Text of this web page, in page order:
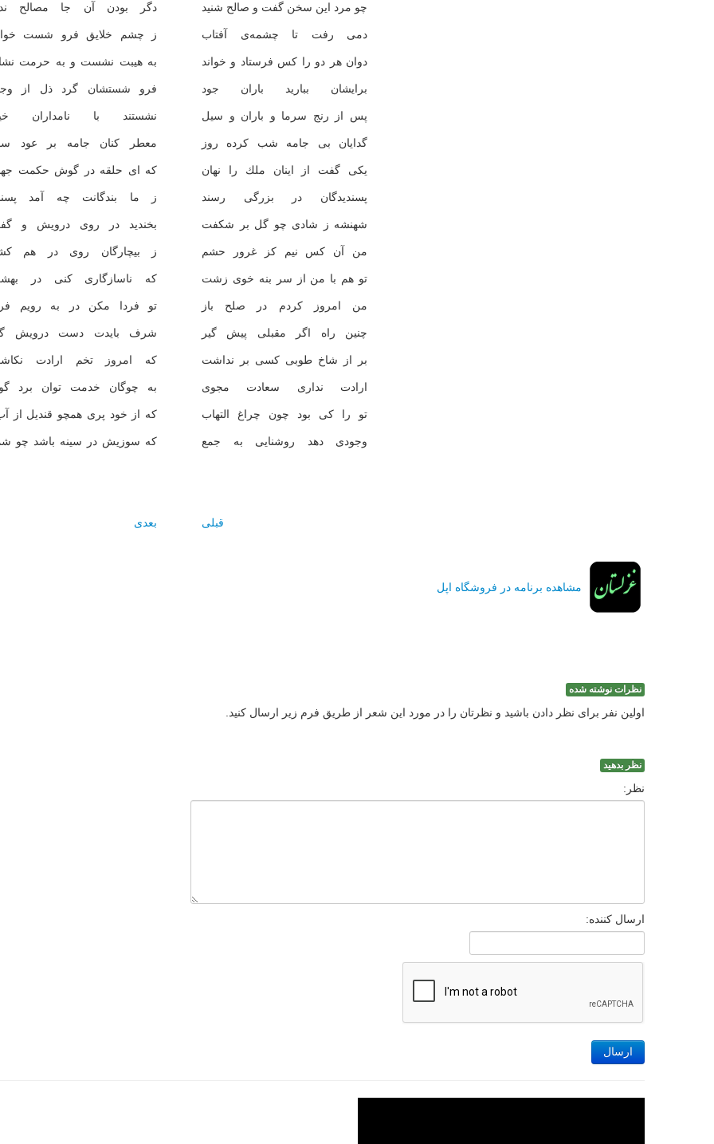
چو مرد اين سخن گفت و صالح شنيد دگر بودن آن جا مصالح
دمى رفت تا چشمه‌ى آفتاب ز چشم خلايق فرو شست
دوان هر دو را كس فرستاد و خواند به هيبت نشست و به حرمت
برايشان بباريد باران جود فرو شستشان گرد ذل از
پس از رنج سرما و باران و سيل نشستند با نامداران
گدايان بى جامه شب كرده روز معطر كنان جامه بر عود
يكى گفت از اينان ملك را نهان كه اى حلقه در گوش حكمت
پسنديدگان در بزرگى رسند ز ما بندگانت چه آمد
شهنشه ز شادى چو گل بر شكفت بخنديد در روى درويش و
من آن كس نيم كز غرور حشم ز بيچارگان روى در هم
تو هم با من از سر بنه خوى زشت كه ناسازگارى كنى در
من امروز كردم در صلح باز تو فردا مكن در به رويم
چنين راه اگر مقبلى پيش گير شرف بايدت دست درويش
بر از شاخ طوبى كسى بر نداشت كه امروز تخم ارادت
ارادت ندارى سعادت مجوى به چوگان خدمت توان برد
تو را كى بود چون چراغ التهاب كه از خود پرى همچو قنديل از
وجودى دهد روشنايى به جمع كه سوزيش در سينه باشد چو
قبلی بعدی
مشاهده برنامه در فروشگاه اپل
نظرات نوشته شده
اولین نفر برای نظر دادن باشید و نظرتان را در مورد این شعر از طریق فرم زیر ارسال کنید.
نظر بدهید
نظر:
ارسال کننده:
ارسال